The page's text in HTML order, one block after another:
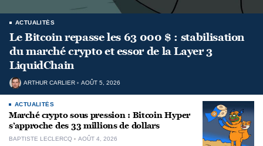
ACTUALITÉS
Le Bitcoin repasse les 63 000 $ : stabilisation
du marché crypto et essor de la Layer 3
LiquidChain
ARTHUR CARLIER AOÛT 5, 2026
ACTUALITÉS
Marché crypto sous pression : Bitcoin Hyper
s’approche des 33 millions de dollars
BAPTISTE LECLERCQ AOÛT 4, 2026